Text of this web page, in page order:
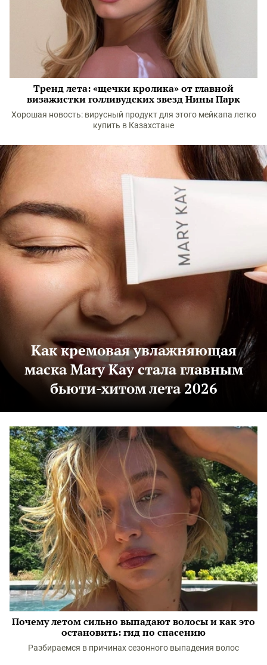
Тренд лета: «щечки кролика» от главной
визажистки голливудских звезд Нины Парк
Хорошая новость: вирусный продукт для этого мейкапа легко
купить в Казахстане
Как кремовая увлажняющая
маска Mary Kay стала главным
бьюти-хитом лета 2026
Почему летом сильно выпадают волосы и как это
остановить: гид по спасению
Разбираемся в причинах сезонного выпадения волос